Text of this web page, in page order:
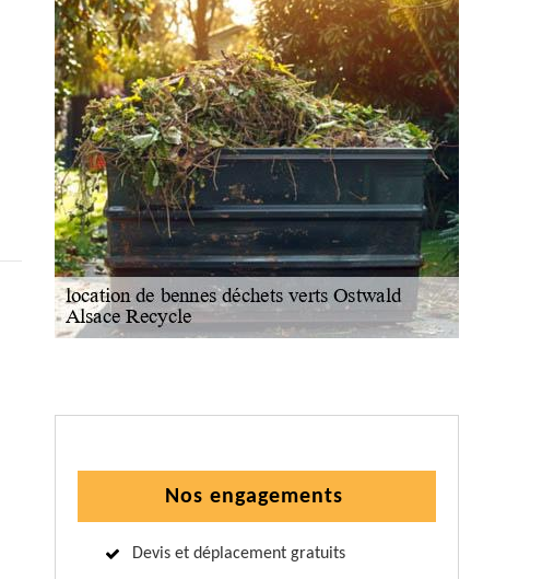
Nos engagements
Devis et déplacement gratuits